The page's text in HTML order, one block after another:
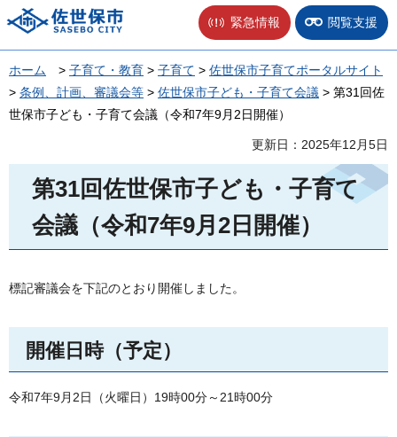
佐世保市 緊急情報 閲覧支援
ホーム > 子育て・教育 > 子育て > 佐世保市子育てポータルサイト
> 条例、計画、審議会等 > 佐世保市子ども・子育て会議 > 第31回佐
世保市子ども・子育て会議（令和7年9月2日開催）
更新日：2025年12月5日
第31回佐世保市子ども・子育て
会議（令和7年9月2日開催）
標記審議会を下記のとおり開催しました。
開催日時（予定）
令和7年9月2日（火曜日）19時00分～21時00分